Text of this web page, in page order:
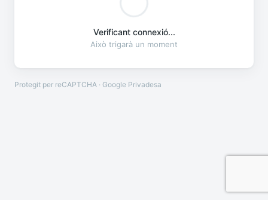
Verificant connexió...
Això trigarà un moment
Protegit per reCAPTCHA · Google Privadesa